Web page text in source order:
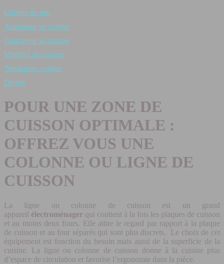
Cuisine de pro
Aménager sa cuisine
Concevoir sa cuisine
Matériel de cuisine
Tendances cuisine
Divers
POUR UNE ZONE DE
CUISSON OPTIMALE :
OFFREZ VOUS UNE
COLONNE OU LIGNE DE
CUISSON
La ligne ou colonne de cuisson est un grand
appareil électroménager qui contient à la fois les plaques de cuisson
et au moins deux fours. Elle attire le regard par rapport à la plaque
de cuisson et au four séparés qui sont plus discrets. Le choix de cet
équipement est fonction du besoin mais aussi de la superficie de la
cuisine. La ligne ou colonne de cuisson donne à la cuisine plus
d’espace de circulation et favorise l’ergonomie dans la pièce.